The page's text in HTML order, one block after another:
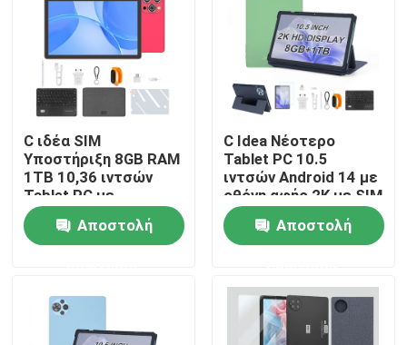
Αρχική Σελίδα
Προϊόντα
C ιδέα SIM
Υποστήριξη 8GB RAM
1TB 10,36 ιντσών
Tablet PC με
πληκτρολόγιο για
φοιτητές CM10016
PLUS
Αποστολή
C Idea Νέοτερο
Tablet PC 10.5
ιντσών Android 14 με
οθόνη αφής 2K με SIM
CM10500 Plus
πράσινοΑποστολή